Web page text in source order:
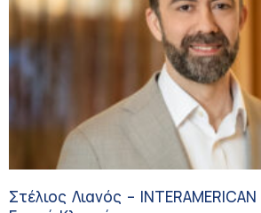
Στέλιος Λιανός –